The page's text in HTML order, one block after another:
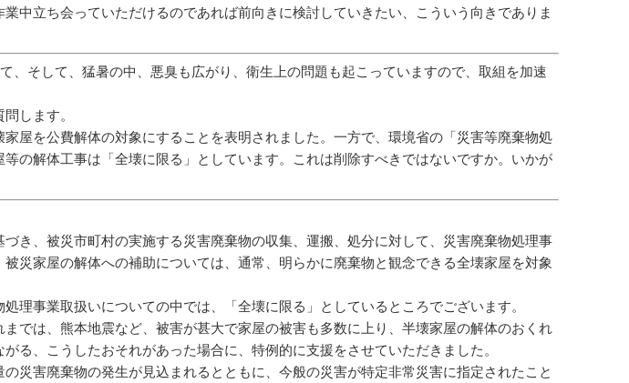
中立ち会っていただけるのであれば前向きに検討していきたい、こういう向きでありま
、そして、猛暑の中、悪臭も広がり、衛生上の問題も起こっていますので、取組を加速
します。
屋を公費解体の対象にすることを表明されました。一方で、環境省の「災害等廃棄物処
の解体工事は「全壊に限る」としています。これは削除すべきではないですか。いかが
き、被災市町村の実施する災害廃棄物の収集、運搬、処分に対して、災害廃棄物処理事
災家屋の解体への補助については、通常、明らかに廃棄物と観念できる全壊家屋を対象
理事業取扱いについての中では、「全壊に限る」としているところでございます。
では、熊本地震など、被害が甚大で家屋の被害も多数に上り、半壊家屋の解体のおくれ
る、こうしたおそれがあった場合に、特例的に支援をさせていただきました。
災害廃棄物の発生が見込まれるとともに、今般の災害が特定非常災害に指定されたこと